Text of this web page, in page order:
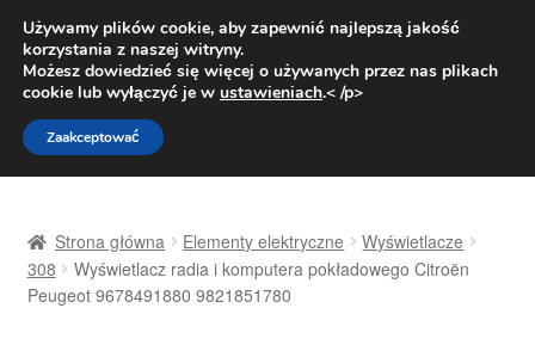
DOSTAWA od 31 zł
Pn.-pt. 9:00-16:00800 003 167
Przejdź
do
nawigacji
Przejdź
do
treści
Dostawa
Strona główna Elementy elektryczne
Wyświetlacze
308
Wyświetlacz radia i komputera pokładowego Citroën
Peugeot 9678491880 9821851780
Używamy plików cookie, aby zapewnić najlepszą jakość
korzystania z naszej witryny.
Możesz dowiedzieć się więcej o używanych przez nas plikach
cookie lub wyłączyć je w ustawieniach.< /p>
Zaakceptować